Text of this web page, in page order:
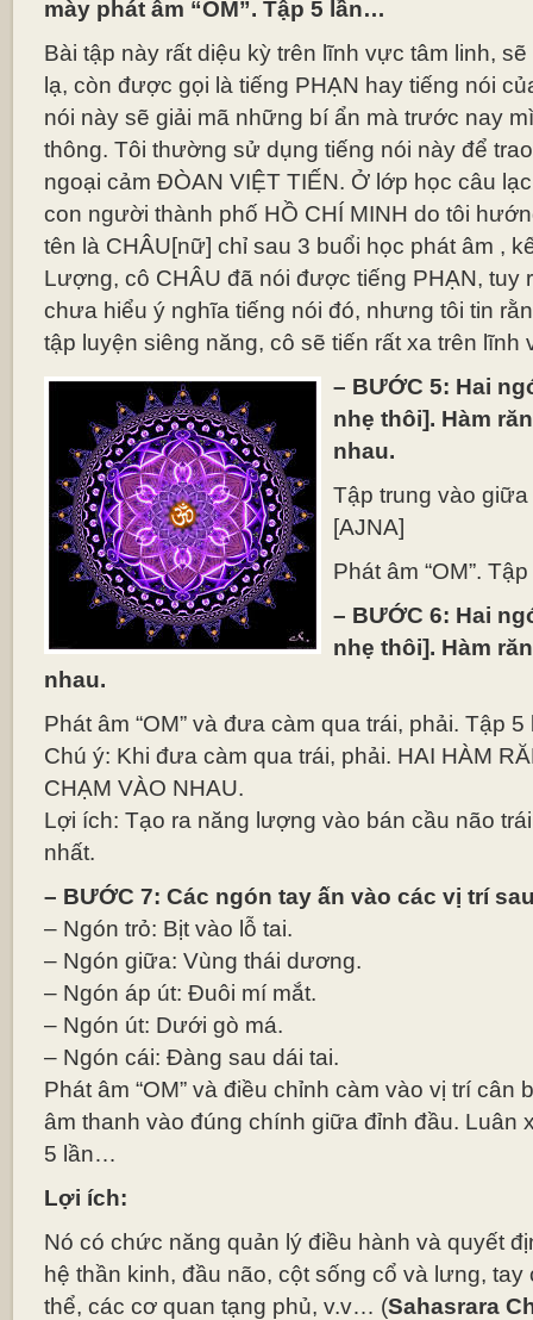
mày phát âm “OM”. Tập 5 lần…
Bài tập này rất diệu kỳ trên lĩnh vực tâm linh,
lạ, còn được gọi là tiếng PHẠN hay tiếng nói
nói này sẽ giải mã những bí ẩn mà trước nay
thông. Tôi thường sử dụng tiếng nói này để
ngoại cảm ĐÒAN VIỆT TIẾN. Ở lớp học câu
con người thành phố HỒ CHÍ MINH do tôi
tên là CHÂU[nữ] chỉ sau 3 buổi học phát âm ,
Lượng, cô CHÂU đã nói được tiếng PHẠN, tuy
chưa hiểu ý nghĩa tiếng nói đó, nhưng tôi tin
tập luyện siêng năng, cô sẽ tiến rất xa trên lĩnh
– BƯỚC 5: Hai
nhẹ thôi]. Hàm
nhau.
Tập trung vào
[AJNA]
Phát âm “OM”.
– BƯỚC 6: Hai
nhẹ thôi]. Hàm
nhau.
Phát âm “OM” và đưa càm qua trái, phải. Tập
Chú ý: Khi đưa càm qua trái, phải. HAI HÀM
CHẠM VÀO NHAU.
Lợi ích: Tạo ra năng lượng vào bán cầu não
nhất.
– BƯỚC 7: Các ngón tay ấn vào các vị trí
– Ngón trỏ: Bịt vào lỗ tai.
– Ngón giữa: Vùng thái dương.
– Ngón áp út: Đuôi mí mắt.
– Ngón út: Dưới gò má.
– Ngón cái: Đàng sau dái tai.
Phát âm “OM” và điều chỉnh càm vào vị trí cân
âm thanh vào đúng chính giữa đỉnh đầu. Luân
5 lần…
Lợi ích:
Nó có chức năng quản lý điều hành và quyết
hệ thần kinh, đầu não, cột sống cổ và lưng,
thể, các cơ quan tạng phủ, v.v… (Sahasrara